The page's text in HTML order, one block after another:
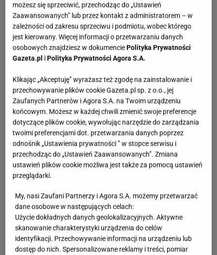
możesz się sprzeciwić, przechodząc do „Ustawień
Zaawansowanych” lub przez kontakt z administratorem – w
zależności od zakresu sprzeciwu i podmiotu, wobec którego
jest kierowany. Więcej informacji o przetwarzaniu danych
osobowych znajdziesz w dokumenciePolityka Prywatności
Gazeta.pl iPolityka Prywatności Agora S.A.
Klikając „Akceptuję” wyrażasz też zgodę na zainstalowanie i
przechowywanie plików cookie Gazeta.pl sp. z o.o., jej
Zaufanych Partnerów i Agora S.A. na Twoim urządzeniu
końcowym. Możesz w każdej chwili zmienić swoje preferencje
dotyczące plików cookie, wywołując narzędzie do zarządzania
twoimi preferencjami dot. przetwarzania danych poprzez
odnośnik „Ustawienia prywatności ” w stopce serwisu i
przechodząc do „Ustawień Zaawansowanych”. Zmiana
ustawień plików cookie możliwa jest także za pomocą ustawień
przeglądarki.
My, nasi Zaufani Partnerzy i Agora S.A. możemy przetwarzać
dane osobowe w następujących celach:
Użycie dokładnych danych geolokalizacyjnych. Aktywne
skanowanie charakterystyki urządzenia do celów
identyfikacji. Przechowywanie informacji na urządzeniu lub
dostęp do nich. Spersonalizowane reklamy i treści, pomiar